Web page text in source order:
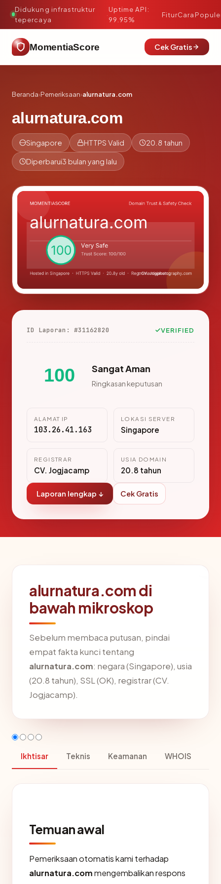
Didukung infrastruktur
tepercaya
·
Uptime API:
99.95%
FiturCara
MomentiaScore Cek Gratis
Beranda›Pemeriksaan›alurnatura.com
alurnatura.com
Singapore HTTPS Valid 20.8 tahun
Diperbarui3 bulan yang lalu
ID Laporan: #31162820 VERIFIED
100 Sangat Aman
Ringkasan keputusan
ALAMAT IP
103.26.41.163
LOKASI SERVER
Singapore
REGISTRAR
CV. Jogjacamp
USIA DOMAIN
20.8 tahun
Laporan lengkap ↓ Cek Gratis
alurnatura.com di
bawah mikroskop
Sebelum membaca putusan, pindai
empat fakta kunci tentang
alurnatura.com: negara (Singapore), usia
(20.8 tahun), SSL (OK), registrar (CV.
Jogjacamp).
Ikhtisar Teknis Keamanan WHOIS
Temuan awal
Pemeriksaan otomatis kami terhadap
alurnatura.commengembalikan respons